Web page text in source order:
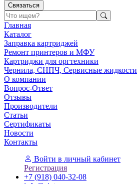
Связаться
Главная
Каталог
Заправка картриджей
Ремонт принтеров и МФУ
Картриджи для оргтехники
Чернила, СНПЧ, Сервисные жидкости
О компании
Вопрос-Ответ
Отзывы
Производители
Статьи
Сертификаты
Новости
Контакты
Войти в личный кабинет
Регистрация
+7 (918) 040-32-08